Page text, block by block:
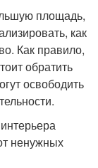
площадь,
как
Как правило,
обратить
освободить
ненужных